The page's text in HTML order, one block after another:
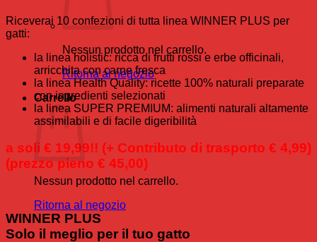
Nessun prodotto nel carrello.
Ritorna al negozio
Carrello
Nessun prodotto nel carrello.
Ritorna al negozio
Riceverai 10 confezioni di tutta linea WINNER PLUS per
gatti:
la linea holistic: ricca di frutti rossi e erbe officinali,
arricchita con carne fresca
la linea Health Quality: ricette 100% naturali preparate
con ingredienti selezionati
la linea SUPER PREMIUM: alimenti naturali altamente
assimilabili e di facile digeribilità
a soli € 19,99!! (+ Contributo di trasporto € 4,99)
(prezzo pieno € 45,00)
WINNER PLUS
Solo il meglio per il tuo gatto